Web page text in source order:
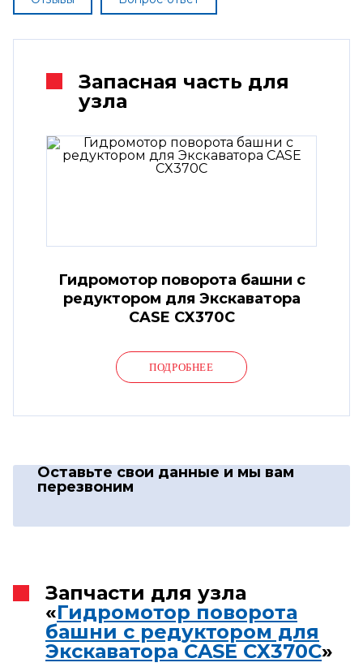
Запасная часть для
узла
Гидромотор поворота башни с
редуктором для Экскаватора
CASE CX370C
ПОДРОБНЕЕ
Оставьте свои данные и мы вам
перезвоним
Запчасти для узла
«Гидромотор поворота
башни с редуктором для
Экскаватора CASE CX370C»